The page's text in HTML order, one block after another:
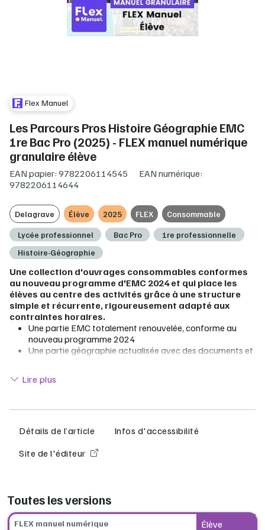
Flex Manuel
Les Parcours Pros Histoire Géographie EMC
1re Bac Pro (2025) - FLEX manuel numérique
granulaire élève
EAN papier: 9782206114545
EAN numérique:
9782206114644
Delagrave Élève 2025 FLEX Consommable
Lycée professionnel Bac Pro
1re professionnelle
Histoire-Géographie
Une collection d'ouvrages consommables conformes
au nouveau programme d'EMC 2024 et qui place les
élèves au centre des activités grâce à une structure
simple et récurrente, rigoureusement adapté aux
contraintes horaires.
Une partie EMC totalement renouvelée, conforme au
nouveau programme 2024
Une partie géographie actualisée avec des documents et
exploiter le programme et en comprendre les enjeux
exercices interactifs, vidéos, documents en pdf, cartes
en groupe permettent des activités différenciées et
Des ressources numériques spéciales enseignant :
numérique enseignant sous réserve d’une commande de
licences élèves
Lib Manuels, le manuel numérique idéal pour la
Lire plus
Détails de l’article
Infos d'accessibilité
Site de l'éditeur
Toutes les versions
Élève
FLEX manuel numérique